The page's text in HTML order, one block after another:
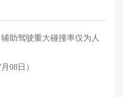
助驾驶重大碰撞率仅为人
08日）